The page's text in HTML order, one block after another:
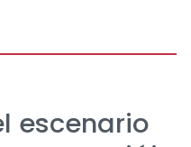
escenario